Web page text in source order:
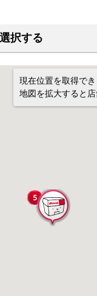
択する
現在位置を取得でき
地図を拡大すると店